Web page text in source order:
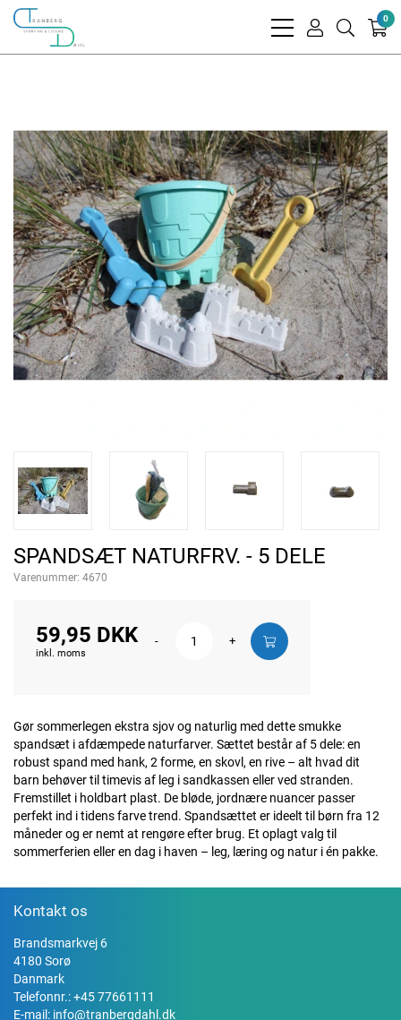
bars
user
search
0
SPANDSÆT NATURFRV. - 5 DELE
Varenummer: 4670
59,95 DKK
inkl. moms
- +
Gør sommerlegen ekstra sjov og naturlig med dette smukke
spandsæt i afdæmpede naturfarver. Sættet består af 5 dele: en
robust spand med hank, 2 forme, en skovl, en rive – alt hvad dit
barn behøver til timevis af leg i sandkassen eller ved stranden.
Fremstillet i holdbart plast. De bløde, jordnære nuancer passer
perfekt ind i tidens farve trend. Spandsættet er ideelt til børn fra 12
måneder og er nemt at rengøre efter brug. Et oplagt valg til
sommerferien eller en dag i haven – leg, læring og natur i én pakke.
Kontakt os
Brandsmarkvej 6
4180 Sorø
Danmark
Telefonnr.:+45 77661111
E-mail: info@tranbergdahl.dk